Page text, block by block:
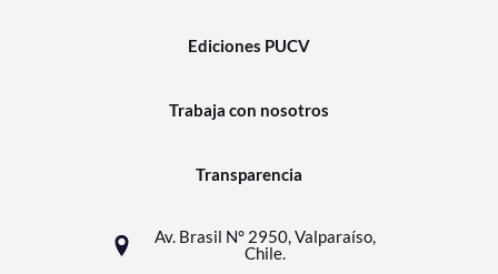
Ediciones PUCV
Trabaja con nosotros
Transparencia
Av. Brasil N° 2950, Valparaíso,
Chile.